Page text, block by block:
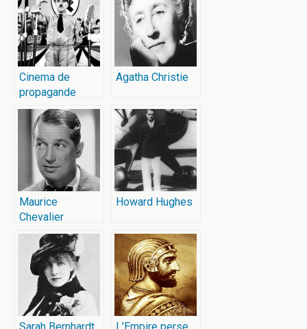
Cinema de
propagande
1930 – 1945
Agatha Christie
Maurice
Chevalier
Howard Hughes